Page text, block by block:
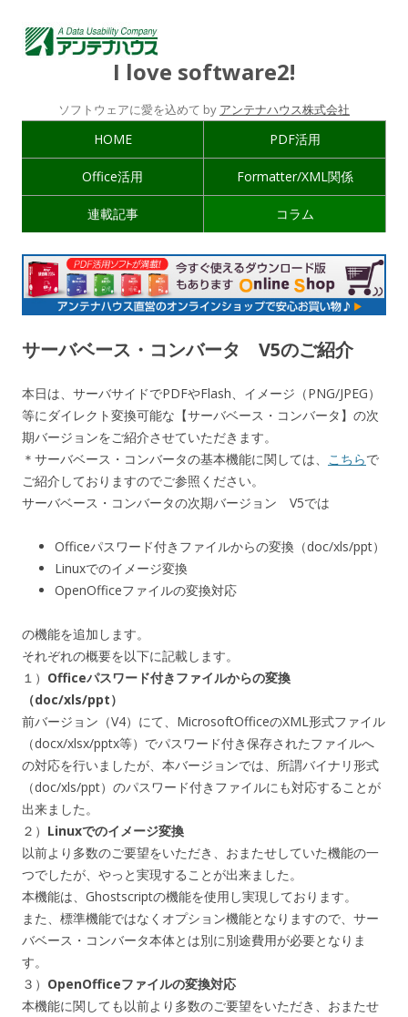
I love software2!
ソフトウェアに愛を込めて by アンテナハウス株式会社
HOME PDF活用
Office活用 Formatter/XML関係
連載記事 コラム
サーバベース・コンバータ V5のご紹介
本日は、サーバサイドでPDFやFlash、イメージ（PNG/JPEG）
等にダイレクト変換可能な【サーバベース・コンバータ】の次
期バージョンをご紹介させていただきます。
＊サーバベース・コンバータの基本機能に関しては、
こちらで
ご紹介しておりますのでご参照ください。
サーバベース・コンバータの次期バージョン V5では
Officeパスワード付きファイルからの変換（doc/xls/ppt）
Linuxでのイメージ変換
OpenOfficeファイルの変換対応
の機能を追加します。
それぞれの概要を以下に記載します。
１） Officeパスワード付きファイルからの変換
（doc/xls/ppt）
前バージョン（V4）にて、MicrosoftOfficeのXML形式ファイル
（docx/xlsx/pptx等）でパスワード付き保存されたファイルへ
の対応を行いましたが、本バージョンでは、所謂バイナリ形式
（doc/xls/ppt）のパスワード付きファイルにも対応することが
出来ました。
２） Linuxでのイメージ変換
以前より多数のご要望をいただき、おまたせしていた機能の一
つでしたが、やっと実現することが出来ました。
本機能は、Ghostscriptの機能を使用し実現しております。
また、標準機能ではなくオプション機能となりますので、サー
バベース・コンバータ本体とは別に別途費用が必要となりま
す。
３） OpenOfficeファイルの変換対応
本機能に関しても以前より多数のご要望をいただき、おまたせ